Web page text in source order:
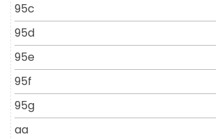
95c
95d
95e
95f
95g
aa